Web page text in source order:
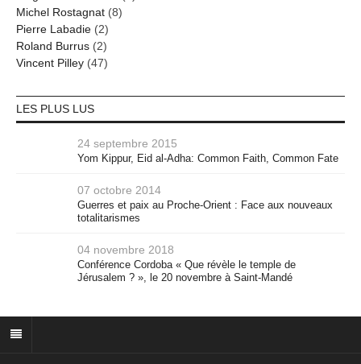
Michel Rostagnat (8)
Pierre Labadie (2)
Roland Burrus (2)
Vincent Pilley (47)
LES PLUS LUS
24 septembre 2015
Yom Kippur, Eid al-Adha: Common Faith, Common Fate
07 octobre 2014
Guerres et paix au Proche-Orient : Face aux nouveaux
totalitarismes
04 novembre 2018
Conférence Cordoba « Que révèle le temple de
Jérusalem ? », le 20 novembre à Saint-Mandé